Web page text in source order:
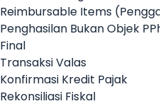
Reimbursable Items
Penghasilan Bukan Objek
Final
Transaksi Valas
Konfirmasi Kredit Pajak
Rekonsiliasi Fiskal